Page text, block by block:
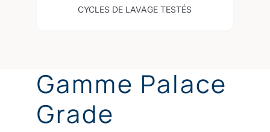
CYCLES DE LAVAGE TESTÉS
Gamme Palace
Grade